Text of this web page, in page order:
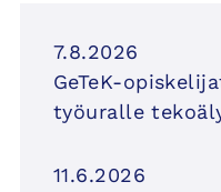
7.8.2026
GeTeK-
työuralle
11.6.2026